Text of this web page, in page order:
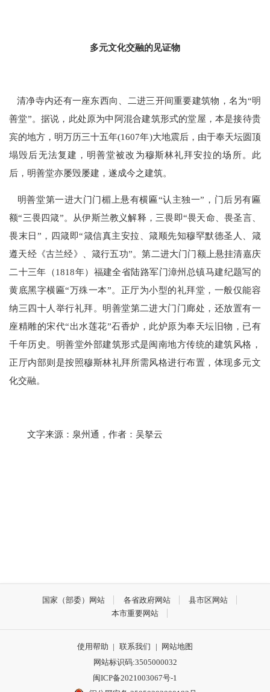
多元文化交融的见证物
清净寺内还有一座东西向、二进三开间重要建筑物，名为“明
善堂”。据说，此处原为中阿混合建筑形式的堂屋，本是接待贵
宾的地方，明万历三十五年(1607年)大地震后，由于奉天坛圆顶
塌毁后无法复建，明善堂被改为穆斯林礼拜安拉的场所。此
后，明善堂亦屡毁屡建，遂成今之建筑。
明善堂第一进大门门楣上悬有横匾“认主独一”，门后另有匾
额“三畏四箴”。从伊斯兰教义解释，三畏即“畏天命、畏圣言、
畏末日”，四箴即“箴信真主安拉、箴顺先知穆罕默德圣人、箴
遵天经《古兰经》、箴行五功”。第二进大门门额上悬挂清嘉庆
二十三年（1818年）福建全省陆路军门漳州总镇马建纪题写的
黄底黑字横匾“万殊一本”。正厅为小型的礼拜堂，一般仅能容
纳三四十人举行礼拜。明善堂第二进大门门廊处，还放置有一
座精雕的宋代“出水莲花”石香炉，此炉原为奉天坛旧物，已有
千年历史。明善堂外部建筑形式是闽南地方传统的建筑风格，
正厅内部则是按照穆斯林礼拜所需风格进行布置，体现多元文
化交融。
文字来源：泉州通，作者：吴拏云
国家（部委）网站 各省政府网站
县市区网站
本市重要网站
使用帮助 | 联系我们 |
网站地图
网站标识码:3505000032
闽ICP备2021003067号-1